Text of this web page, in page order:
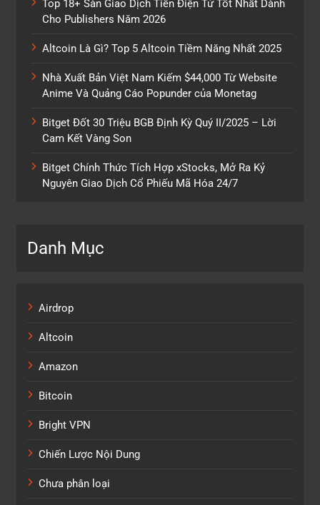
Top 18+ Sàn Giao Dịch Tiền Điện Tử Tốt Nhất Dành
Cho Publishers Năm 2026
Altcoin Là Gì? Top 5 Altcoin Tiềm Năng Nhất 2025
Nhà Xuất Bản Việt Nam Kiếm $44,000 Từ Website
Anime Và Quảng Cáo Popunder của Monetag
Bitget Đốt 30 Triệu BGB Định Kỳ Quý II/2025 – Lời
Cam Kết Vàng Son
Bitget Chính Thức Tích Hợp xStocks, Mở Ra Kỷ
Nguyên Giao Dịch Cổ Phiếu Mã Hóa 24/7
Danh Mục
Airdrop
Altcoin
Amazon
Bitcoin
Bright VPN
Chiến Lược Nội Dung
Chưa phân loại